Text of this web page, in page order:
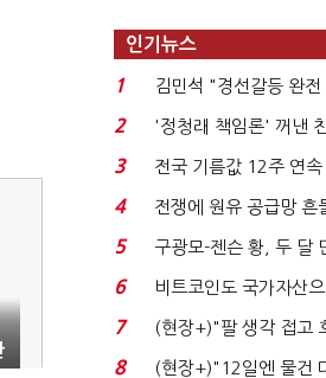
인기뉴스
1
김민석 "경선갈등 완
청래 "반명 공세 사...
2
'정청래 책임론' 꺼낸
는 추가투표 때리기...
3
전국 기름값 12주 연
발윳값 1909원...
4
전쟁에 원유 공급망
에너지안보 핵심...
5
구광모-젠슨 황, 두 달
로봇·AI 등 논...
6
비트코인도 국가자산
처분' 기준은 ...
7
(현장+)"팔 생각 접고
요"…'덜 똘똘한 한 채'
8
(현장+)"12일엔 물건